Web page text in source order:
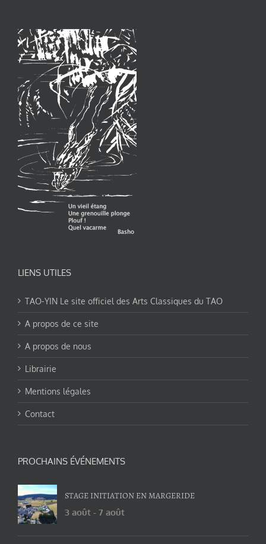
LIENS UTILES
TAO-YIN Le site officiel des Arts Classiques du TAO
A propos de ce site
A propos de nous
Librairie
Mentions légales
Contact
PROCHAINS ÉVÉNEMENTS
STAGE INITIATION EN MARGERIDE
3 août - 7 août